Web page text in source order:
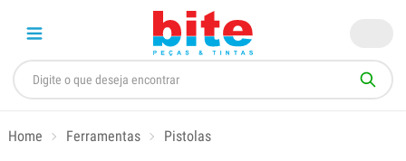
Home Ferramentas Pistolas